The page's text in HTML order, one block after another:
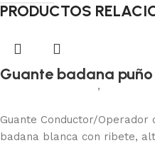
PRODUCTOS
Guante badana
,
Badana
Guante Conductor/Operador
badana blanca con ribete,